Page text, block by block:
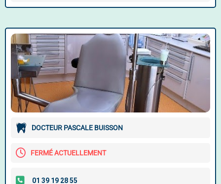
DOCTEUR PASCALE BUISSON
FERMÉ ACTUELLEMENT